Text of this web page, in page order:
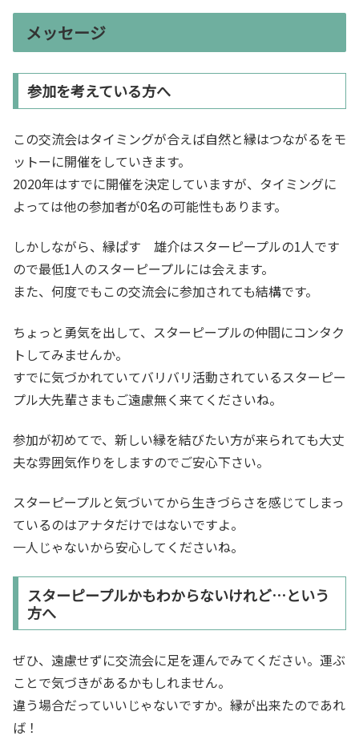
メッセージ
参加を考えている方へ
この交流会はタイミングが合えば自然と縁はつながるをモ
ットーに開催をしていきます。
2020年はすでに開催を決定していますが、タイミングに
よっては他の参加者が0名の可能性もあります。
しかしながら、縁ぱす 雄介はスターピープルの1人です
ので最低1人のスターピープルには会えます。
また、何度でもこの交流会に参加されても結構です。
ちょっと勇気を出して、スターピープルの仲間にコンタク
トしてみませんか。
すでに気づかれていてバリバリ活動されているスターピー
プル大先輩さまもご遠慮無く来てくださいね。
参加が初めてで、新しい縁を結びたい方が来られても大丈
夫な雰囲気作りをしますのでご安心下さい。
スターピープルと気づいてから生きづらさを感じてしまっ
ているのはアナタだけではないですよ。
一人じゃないから安心してくださいね。
スターピープルかもわからないけれど…という
方へ
ぜひ、遠慮せずに交流会に足を運んでみてください。運ぶ
ことで気づきがあるかもしれません。
違う場合だっていいじゃないですか。縁が出来たのであれ
ば！